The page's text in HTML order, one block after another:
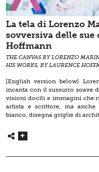
La tela di Lorenzo
sovversiva delle sue
Hoffmann
THE CANVAS BY LORENZO
HIS WORKS, BY LAURENCE
[English version below]
incanta con il sussurro soave
visioni docili e immagini che
artista e scrittore, ma
bianco, disegna griglie di